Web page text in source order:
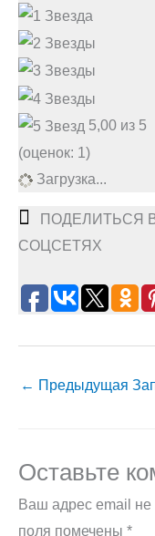
5,00 из 5
(оценок: 1)
Загрузка...
ПОДЕЛИТЬСЯ
СОЦСЕТЯХ
← Предыдущая
Оставьте
Ваш адрес email не
поля помечены *